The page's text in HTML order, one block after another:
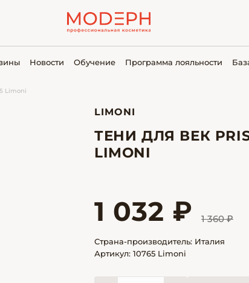
Новости Обучение Программа лояльности
Limoni
LIMONI
ТЕНИ ДЛЯ ВЕК
LIMONI
1 032 ₽ 1 360 ₽
Страна-производитель: Италия
Артикул: 10765 Limoni